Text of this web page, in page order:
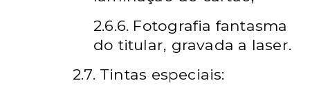
2.6.6. Fotografia fantasma
do titular, gravada a laser.
2.7. Tintas especiais: